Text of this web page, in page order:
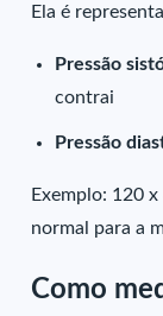
Ela é
Pressão
contrai
Pressão
Exemplo: 120
normal para a
Como